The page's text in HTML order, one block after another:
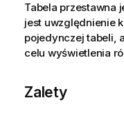
Tabela przestawna
jest uwzględnienie
pojedynczej tabeli,
celu wyświetlenia
Zalety